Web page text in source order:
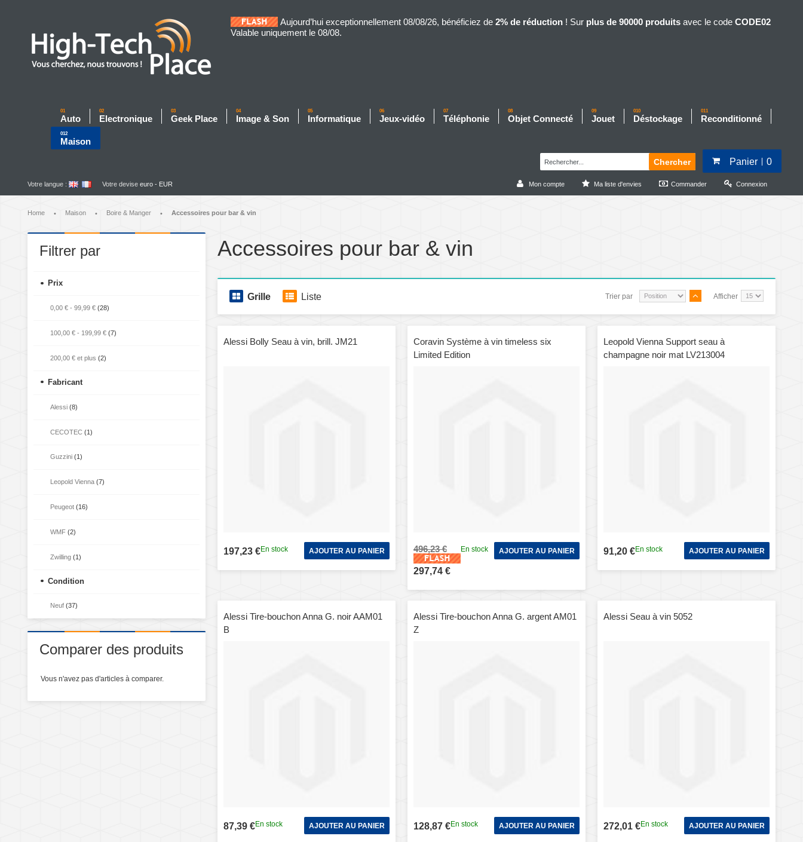
Aujourd’hui exceptionnellement 08/08/26, bénéficiez de 2% de réduction ! Sur plus de 90000 produits avec le code CODE02
Valable uniquement le 08/08.
01
Auto
02
Electronique
03
Geek Place
04
Image & Son
05
Informatique
06
Jeux-vidéo
07
Téléphonie
08
Objet Connecté
09
Jouet
010
Déstockage
011
Reconditionné
012
Maison
Panier
0
Chercher
Mon compte Ma liste d'envies Commander Connexion
Votre langue : Votre devise euro - EUR
Home • Maison • Boire & Manger • Accessoires pour bar & vin
Accessoires pour bar & vin
Grille Liste Afficher
Trier par
Alessi Bolly Seau à vin, brill. JM21
197,23 €En stock AJOUTER AU PANIER
Coravin Système à vin timeless six
Limited Edition
496,23 €
297,74 €
En stock AJOUTER AU PANIER
Leopold Vienna Support seau à
champagne noir mat LV213004
91,20 €En stock AJOUTER AU PANIER
Alessi Tire-bouchon Anna G. noir AAM01
B
87,39 €En stock AJOUTER AU PANIER
Alessi Tire-bouchon Anna G. argent AM01
Z
128,87 €En stock AJOUTER AU PANIER
Alessi Seau à vin 5052
272,01 €En stock AJOUTER AU PANIER
Filtrer par
Prix
0,00 € - 99,99 € (28)
100,00 € - 199,99 € (7)
200,00 € et plus (2)
Fabricant
Alessi (8)
CECOTEC (1)
Guzzini (1)
Leopold Vienna (7)
Peugeot (16)
WMF (2)
Zwilling (1)
Condition
Neuf (37)
Comparer des produits
Vous n'avez pas d'articles à comparer.